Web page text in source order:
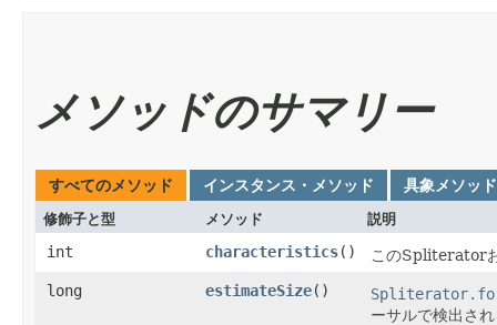
メソッドのサマリー
すべてのメソッド インスタンス・メソッド 具象メソッド
修飾子と型 メソッド 説明
int characteristics()
このSpliterator
long
estimateSize()
ーサルで検出さ